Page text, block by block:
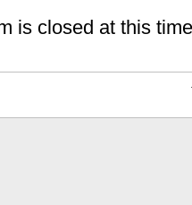
is closed at this